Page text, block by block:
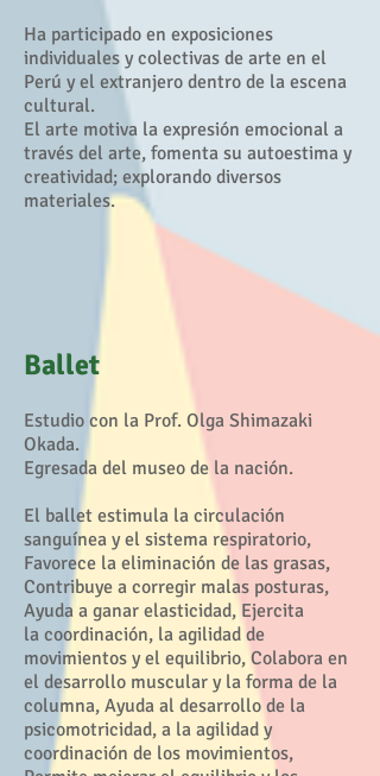
Ha participado en exposiciones
individuales y colectivas de arte en el
Perú y el extranjero dentro de la escena
cultural.
El arte motiva la expresión emocional a
través del arte, fomenta su autoestima y
creatividad; explorando diversos
materiales.
Ballet
Estudio con la Prof. Olga Shimazaki
Okada.
Egresada del museo de la nación.
El ballet estimula la circulación
sanguínea y el sistema respiratorio,
Favorece la eliminación de las grasas,
Contribuye a corregir malas posturas,
Ayuda a ganar elasticidad, Ejercita
la coordinación, la agilidad de
movimientos y el equilibrio, Colabora en
el desarrollo muscular y la forma de la
columna, Ayuda al desarrollo de la
psicomotricidad, a la agilidad y
coordinación de los movimientos,